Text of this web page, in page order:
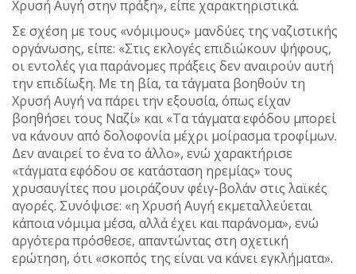
Χρυσή Αυγή στην πράξη», είπε χαρακτηριστικά.
Σε σχέση με τους «νόμιμους» μανδύες της ναζιστικής
οργάνωσης, είπε: «Στις εκλογές επιδιώκουν ψήφους,
οι εντολές για παράνομες πράξεις δεν αναιρούν αυτή
την επιδίωξη. Με τη βία, τα τάγματα βοηθούν τη
Χρυσή Αυγή να πάρει την εξουσία, όπως είχαν
βοηθήσει τους Ναζί» και «Τα τάγματα εφόδου μπορεί
να κάνουν από δολοφονία μέχρι μοίρασμα τροφίμων.
Δεν αναιρεί το ένα το άλλο», ενώ χαρακτήρισε
«τάγματα εφόδου σε κατάσταση ηρεμίας» τους
χρυσαυγίτες που μοιράζουν φέιγ-βολάν στις λαϊκές
αγορές. Συνόψισε: «η Χρυσή Αυγή εκμεταλλεύεται
κάποια νόμιμα μέσα, αλλά έχει και παράνομα», ενώ
αργότερα πρόσθεσε, απαντώντας στη σχετική
ερώτηση, ότι «σκοπός της είναι να κάνει εγκλήματα».